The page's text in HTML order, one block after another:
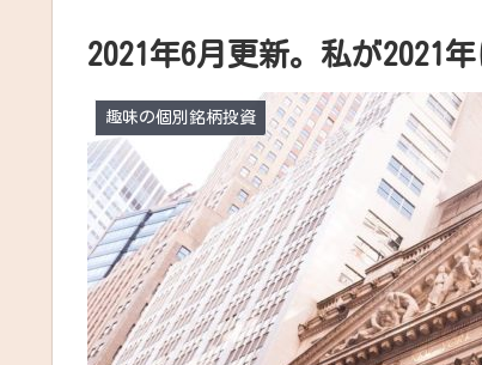
2021年6月更新。私が2021
趣味の個別銘柄投資